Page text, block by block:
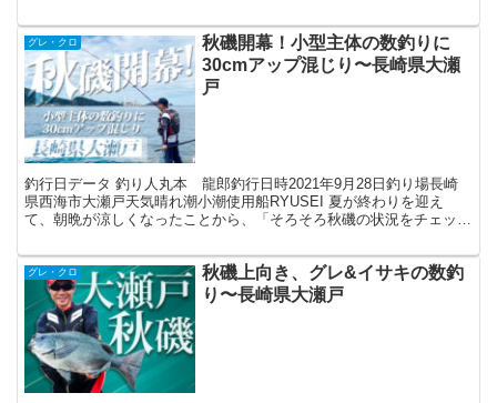
グレ・クロ
秋磯開幕！小型主体の数釣りに
30cmアップ混じり〜長崎県大瀬
戸
釣行日データ 釣り人丸本 龍郎釣行日時2021年9月28日釣り場長崎
県西海市大瀬戸天気晴れ潮小潮使用船RYUSEI 夏が終わりを迎え
て、朝晩が涼しくなったことから、「そろそろ秋磯の状況をチェック
グレ・クロ
秋磯上向き、グレ&イサキの数釣
り〜長崎県大瀬戸